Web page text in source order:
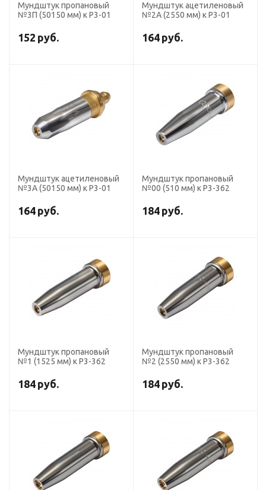
Мундштук пропановый
№3П (50150 мм) к Р3-01
152 руб.
Мундштук ацетиленовый
№2А (2550 мм) к Р3-01
164 руб.
Мундштук ацетиленовый
№3А (50150 мм) к Р3-01
164 руб.
Мундштук пропановый
№00 (510 мм) к Р3-362
184 руб.
Мундштук пропановый
№1 (1525 мм) к Р3-362
184 руб.
Мундштук пропановый
№2 (2550 мм) к Р3-362
184 руб.